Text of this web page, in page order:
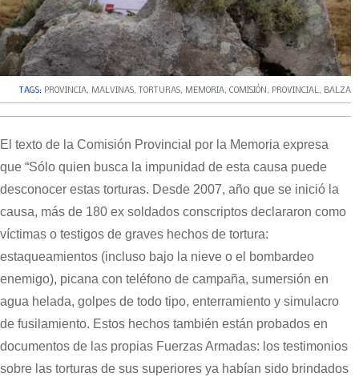
TAGS: PROVINCIA, MALVINAS, TORTURAS, MEMORIA, COMISIÓN , PROVINCIAL, BALZA
El texto de la Comisión Provincial por la Memoria expresa
que “Sólo quien busca la impunidad de esta causa puede
desconocer estas torturas. Desde 2007, año que se inició la
causa, más de 180 ex soldados conscriptos declararon como
víctimas o testigos de graves hechos de tortura:
estaqueamientos (incluso bajo la nieve o el bombardeo
enemigo), picana con teléfono de campaña, sumersión en
agua helada, golpes de todo tipo, enterramiento y simulacro
de fusilamiento. Estos hechos también están probados en
documentos de las propias Fuerzas Armadas: los testimonios
sobre las torturas de sus superiores ya habían sido brindados